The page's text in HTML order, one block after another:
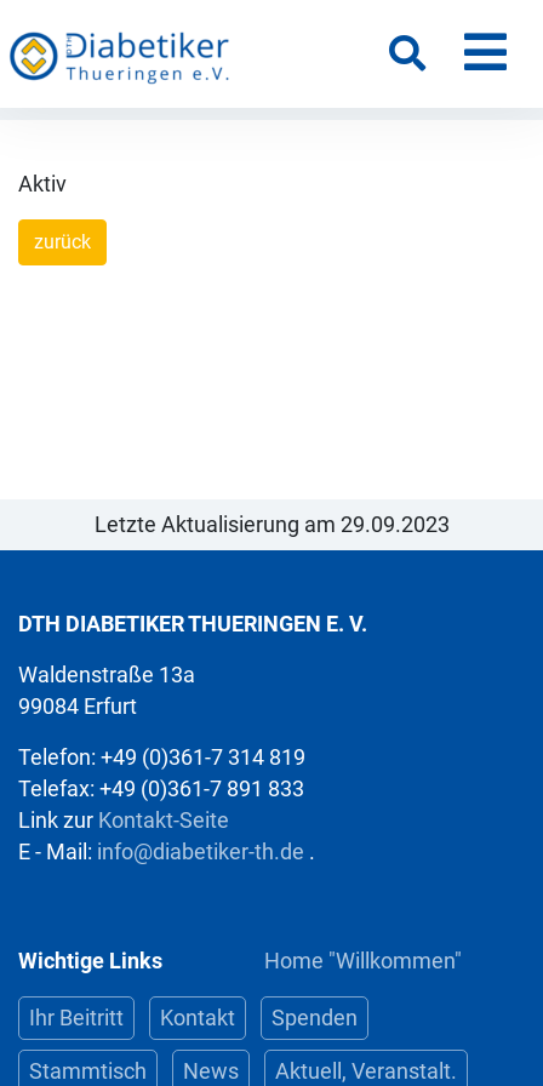
Mitgliedschaft anzeigen
Aktiv
zurück
Letzte Aktualisierung am 29.09.2023
DTH DIABETIKER THUERINGEN E. V.
Waldenstraße 13a
99084 Erfurt
Telefon: +49 (0)361-7 314 819
Telefax: +49 (0)361-7 891 833
Link zur Kontakt-Seite
E - Mail: info@diabetiker-th.de .
Wichtige Links Home "Willkommen"
Ihr Beitritt Kontakt Spenden
Stammtisch News Aktuell, Veranstalt.